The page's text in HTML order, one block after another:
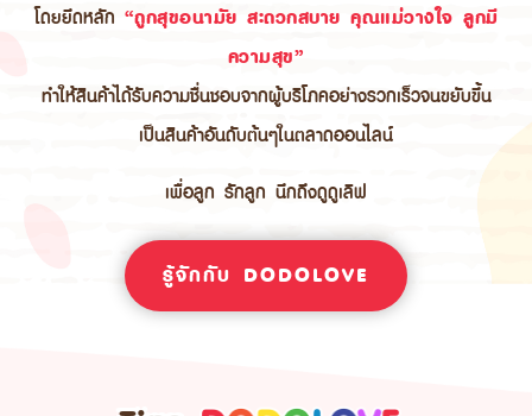
โดยยึดหลัก “ถูกสุขอนามัย สะดวกสบาย คุณแม่วางใจ ลูกมี
ความสุข”
ทำให้สินค้าได้รับความชื่นชอบจากผู้บริโภคอย่างรวกเร็วจนขยับขึ้น
เป็นสินค้าอันดับต้นๆในตลาดออนไลน์
เพื่อลูก รักลูก นึกถึงดูดูเลิฟ
รู้จักกับ DODOLOVE